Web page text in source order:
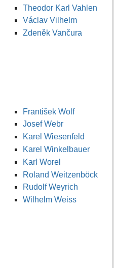
Theodor Karl Vahlen
Václav Vilhelm
Zdeněk Vančura
František Wolf
Josef Webr
Karel Wiesenfeld
Karel Winkelbauer
Karl Worel
Roland Weitzenböck
Rudolf Weyrich
Wilhelm Weiss